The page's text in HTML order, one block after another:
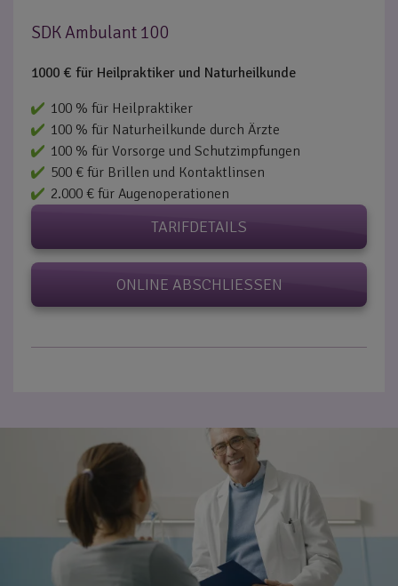
SDK Ambulant 100
1000 € für Heilpraktiker und Naturheilkunde
100 % für Heilpraktiker
100 % für Naturheilkunde durch Ärzte
100 % für Vorsorge und Schutzimpfungen
500 € für Brillen und Kontaktlinsen
2.000 € für Augenoperationen
TARIFDETAILS
ONLINE ABSCHLIESSEN